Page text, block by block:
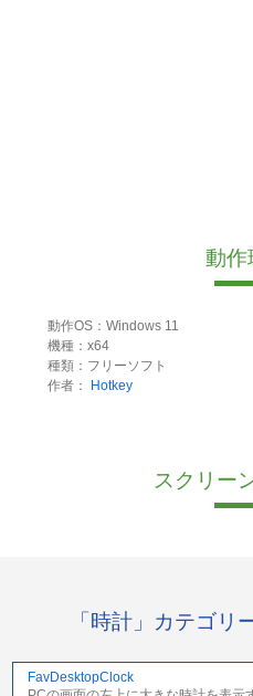
動作
動作OS：Windows 11
機種：x64
種類：フリーソフト
作者：
Hotkey
スクリー
「時計」カテゴリ
FavDesktopClock